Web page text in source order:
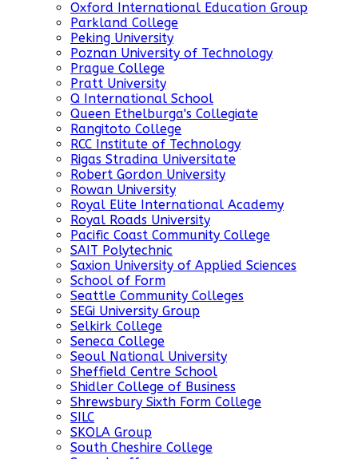
Oxford International Education Group
Parkland College
Peking University
Poznan University of Technology
Prague College
Pratt University
Q International School
Queen Ethelburga's Collegiate
Rangitoto College
RCC Institute of Technology
Rigas Stradina Universitate
Robert Gordon University
Rowan University
Royal Elite International Academy
Royal Roads University
Pacific Coast Community College
SAIT Polytechnic
Saxion University of Applied Sciences
School of Form
Seattle Community Colleges
SEGi University Group
Selkirk College
Seneca College
Seoul National University
Sheffield Centre School
Shidler College of Business
Shrewsbury Sixth Form College
SILC
SKOLA Group
South Cheshire College